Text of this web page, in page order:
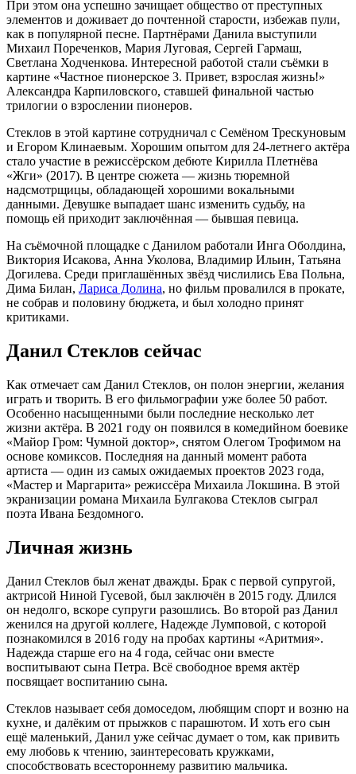
При этом она успешно зачищает общество от преступных
элементов и доживает до почтенной старости, избежав пули,
как в популярной песне. Партнёрами Данила выступили
Михаил Пореченков, Мария Луговая, Сергей Гармаш,
Светлана Ходченкова. Интересной работой стали съёмки в
картине «Частное пионерское 3. Привет, взрослая жизнь!»
Александра Карпиловского, ставшей финальной частью
трилогии о взрослении пионеров.
Стеклов в этой картине сотрудничал с Семёном Трескуновым
и Егором Клинаевым. Хорошим опытом для 24-летнего актёра
стало участие в режиссёрском дебюте Кирилла Плетнёва
«Жги» (2017). В центре сюжета — жизнь тюремной
надсмотрщицы, обладающей хорошими вокальными
данными. Девушке выпадает шанс изменить судьбу, на
помощь ей приходит заключённая — бывшая певица.
На съёмочной площадке с Данилом работали Инга Оболдина,
Виктория Исакова, Анна Уколова, Владимир Ильин, Татьяна
Догилева. Среди приглашённых звёзд числились Ева Польна,
Дима Билан, Лариса Долина, но фильм провалился в прокате,
не собрав и половину бюджета, и был холодно принят
критиками.
Данил Стеклов сейчас
Как отмечает сам Данил Стеклов, он полон энергии, желания
играть и творить. В его фильмографии уже более 50 работ.
Особенно насыщенными были последние несколько лет
жизни актёра. В 2021 году он появился в комедийном боевике
«Майор Гром: Чумной доктор», снятом Олегом Трофимом на
основе комиксов. Последняя на данный момент работа
артиста — один из самых ожидаемых проектов 2023 года,
«Мастер и Маргарита» режиссёра Михаила Локшина. В этой
экранизации романа Михаила Булгакова Стеклов сыграл
поэта Ивана Бездомного.
Личная жизнь
Данил Стеклов был женат дважды. Брак с первой супругой,
актрисой Ниной Гусевой, был заключён в 2015 году. Длился
он недолго, вскоре супруги разошлись. Во второй раз Данил
женился на другой коллеге, Надежде Лумповой, с которой
познакомился в 2016 году на пробах картины «Аритмия».
Надежда старше его на 4 года, сейчас они вместе
воспитывают сына Петра. Всё свободное время актёр
посвящает воспитанию сына.
Стеклов называет себя домоседом, любящим спорт и возню на
кухне, и далёким от прыжков с парашютом. И хоть его сын
ещё маленький, Данил уже сейчас думает о том, как привить
ему любовь к чтению, заинтересовать кружками,
способствовать всестороннему развитию мальчика.